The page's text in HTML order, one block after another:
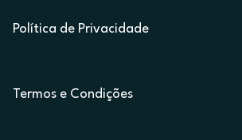
Política de Privacidade
Termos e Condições